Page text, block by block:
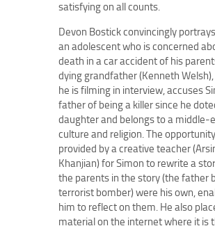
satisfying on all counts.
Devon Bostick convincingly
an adolescent who is concerned
death in a car accident of his
dying grandfather (Kenneth
he is filming in interview, accuses
father of being a killer since he
daughter and belongs to a middle-
culture and religion. The
provided by a creative teacher
Khanjian) for Simon to rewrite a
the parents in the story (the father
terrorist bomber) were his own,
him to reflect on them. He also
material on the internet where it is